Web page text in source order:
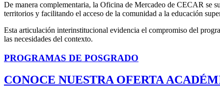
De manera complementaria, la Oficina de Mercadeo de CECAR se
territorios y facilitando el acceso de la comunidad a la educación
Esta articulación interinstitucional evidencia el compromiso del
las necesidades del contexto.
PROGRAMAS DE POSGRADO
CONOCE NUESTRA OFERTA